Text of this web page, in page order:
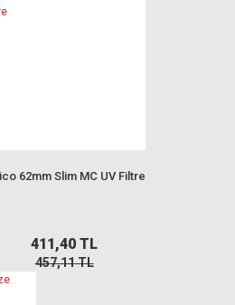
62mm Slim MC UV Filtre
411,40 TL
457,11 TL